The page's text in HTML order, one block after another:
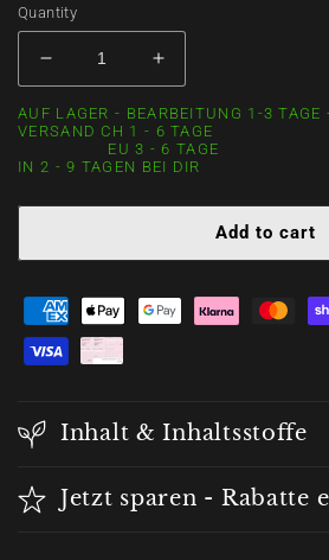
Quantity
Decrease
quantity
for
10D
Promade
Increase
quantity
for
10D
Promade
AUF LAGER - BEARBEITUNG 1-3 TAGE
VERSAND CH 1 - 6 TAGE
EU 3 - 6 TAGE
IN 2 - 9 TAGEN BEI DIR
Add to cart
Inhalt & Inhaltsstoffe
Jetzt sparen - Rabatte